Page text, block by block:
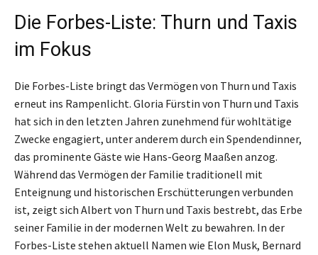
Die Forbes-Liste: Thurn und Taxis
im Fokus
Die Forbes-Liste bringt das Vermögen von Thurn und Taxis
erneut ins Rampenlicht. Gloria Fürstin von Thurn und Taxis
hat sich in den letzten Jahren zunehmend für wohltätige
Zwecke engagiert, unter anderem durch ein Spendendinner,
das prominente Gäste wie Hans-Georg Maaßen anzog.
Während das Vermögen der Familie traditionell mit
Enteignung und historischen Erschütterungen verbunden
ist, zeigt sich Albert von Thurn und Taxis bestrebt, das Erbe
seiner Familie in der modernen Welt zu bewahren. In der
Forbes-Liste stehen aktuell Namen wie Elon Musk, Bernard